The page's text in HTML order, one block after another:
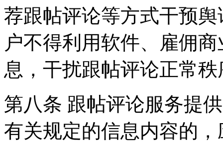
荐跟帖评论等方式干预
户不得利用软件、雇佣
息，干扰跟帖评论正常
第八条 跟帖评论服务提
有关规定的信息内容的